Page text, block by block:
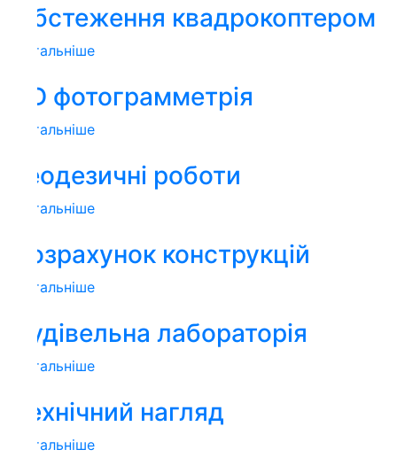
квадрокоптером
фотограмметрія
роботи
конструкцій
лабораторія
нагляд